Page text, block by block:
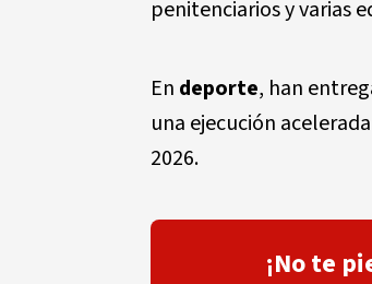
penitenciarios y varias
En deporte, han
una ejecución acelerada
2026.
¡No te